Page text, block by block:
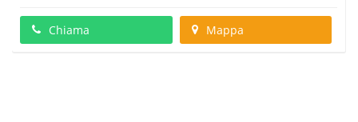
Chiama Mappa